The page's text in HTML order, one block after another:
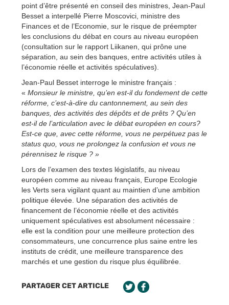
point d’être présenté en conseil des ministres, Jean-Paul
Besset a interpellé Pierre Moscovici, ministre des
Finances et de l’Economie, sur le risque de préempter
les conclusions du débat en cours au niveau européen
(consultation sur le rapport Liikanen, qui prône une
séparation, au sein des banques, entre activités utiles à
l’économie réelle et activités spéculatives).
Jean-Paul Besset interroge le ministre français :
« Monsieur le ministre, qu’en est-il du fondement de cette
réforme, c’est-à-dire du cantonnement, au sein des
banques, des activités des dépôts et de prêts ? Qu’en
est-il de l’articulation avec le débat européen en cours?
Est-ce que, avec cette réforme, vous ne perpétuez pas le
status quo, vous ne prolongez la confusion et vous ne
pérennisez le risque ? »
Lors de l’examen des textes législatifs, au niveau
européen comme au niveau français, Europe Ecologie
les Verts sera vigilant quant au maintien d’une ambition
politique élevée. Une séparation des activités de
financement de l’économie réelle et des activités
uniquement spéculatives est absolument nécessaire :
elle est la condition pour une meilleure protection des
consommateurs, une concurrence plus saine entre les
instituts de crédit, une meilleure transparence des
marchés et une gestion du risque plus équilibrée.
PARTAGER CET ARTICLE